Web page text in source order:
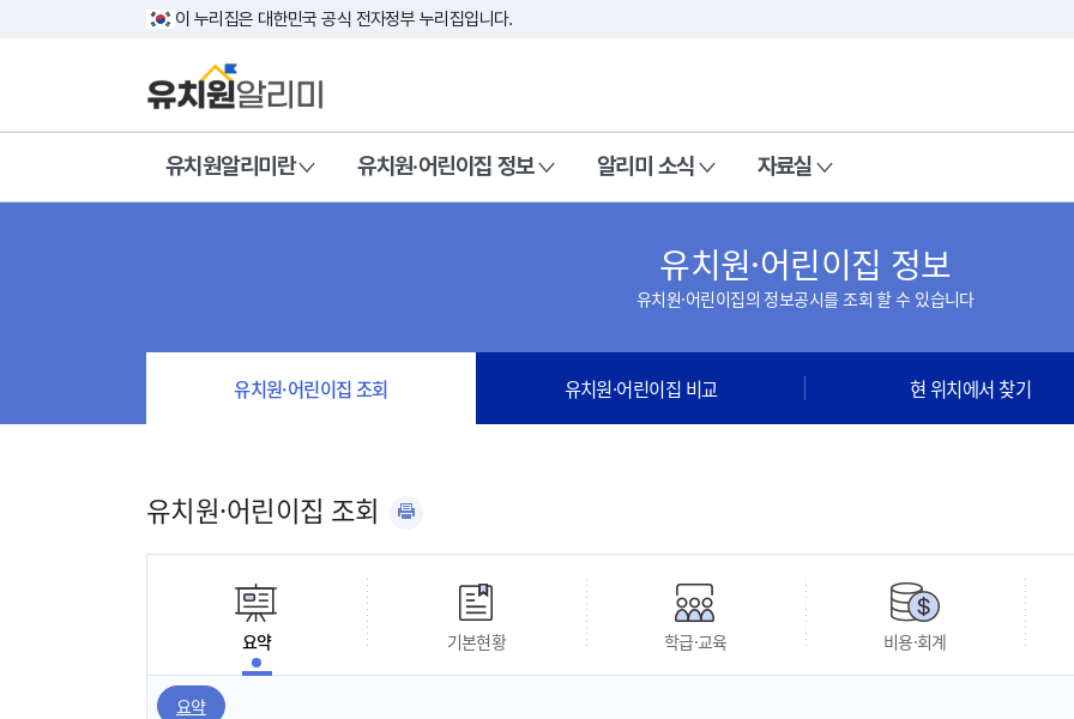
이 누리집은 대한민국 공식 전자정부 누리집입니다.
유치원알리미란 유치원·어린이집 정보 알리미 소식 자료실
유치원·어린이집 정보
유치원·어린이집의 정보공시를 조회 할 수 있습니다
유치원·어린이집 조회 유치원·어린이집 비교 현 위치에서 찾기
유치원·어린이집 조회
요약 기본현황 학급·교육 비용·회계
요약